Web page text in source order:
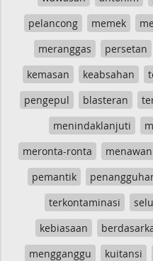
pelancong
memek
meranggas
persetan
kemasan
keabsahan
pengepul
blasteran
menindaklanjuti
meronta-ronta
menawan
pemantik
terkontaminasi
kebiasaan
mengganggu
kuitansi